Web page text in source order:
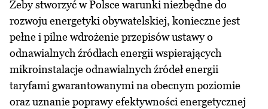
Żeby stworzyć w Polsce warunki niezbędne do
rozwoju energetyki obywatelskiej, konieczne jest
pełne i pilne wdrożenie przepisów ustawy o
odnawialnych źródłach energii wspierających
mikroinstalacje odnawialnych źródeł energii
taryfami gwarantowanymi na obecnym poziomie
oraz uznanie poprawy efektywności energetycznej